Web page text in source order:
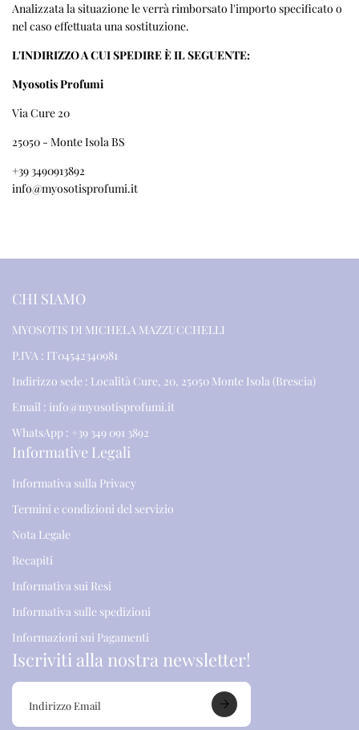
Analizzata la situazione le verrà rimborsato l'importo specificato o
nel caso effettuata una sostituzione.
L'INDIRIZZO A CUI SPEDIRE È IL SEGUENTE:
Myosotis Profumi
Via Cure 20
25050 - Monte Isola BS
+39 3490913892
info@myosotisprofumi.it
CHI SIAMO
MYOSOTIS DI MICHELA MAZZUCCHELLI
P.IVA : IT04542340981
Indirizzo sede : Località Cure, 20, 25050 Monte Isola (Brescia)
Email : info@myosotisprofumi.it
WhatsApp : +39 349 091 3892
Informative Legali
Informativa sulla Privacy
Termini e condizioni del servizio
Nota Legale
Recapiti
Informativa sui Resi
Informativa sulle spedizioni
Informazioni sui Pagamenti
Iscriviti alla nostra newsletter!
I